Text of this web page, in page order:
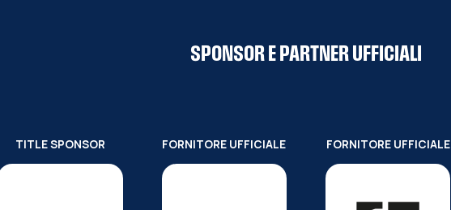
SPONSOR E PARTNER UFFICIALI
TITLE SPONSOR FORNITORE UFFICIALE FORNITORE UFFICIALE